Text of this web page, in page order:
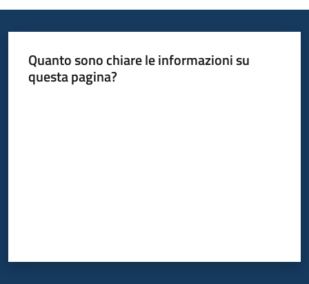
Seguici
Quanto sono chiare le informazioni su
questa pagina?